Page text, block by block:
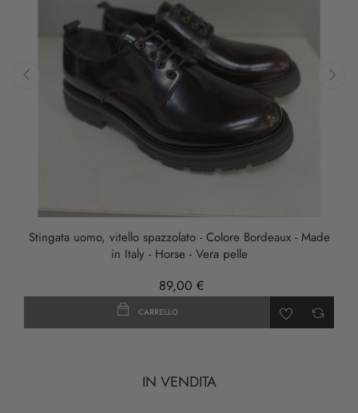
Stingata uomo, vitello spazzolato - Colore Bordeaux - Made
in Italy - Horse - Vera pelle
89,00 €
CARRELLO
IN VENDITA